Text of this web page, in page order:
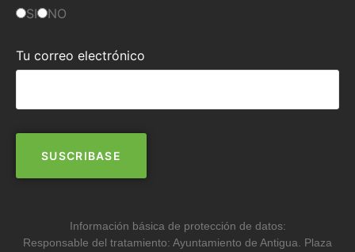
SI NO
Tu correo electrónico
Información básica de protección de datos:
Responsable del tratamiento: Ayuntamiento de Antigua. Plaza